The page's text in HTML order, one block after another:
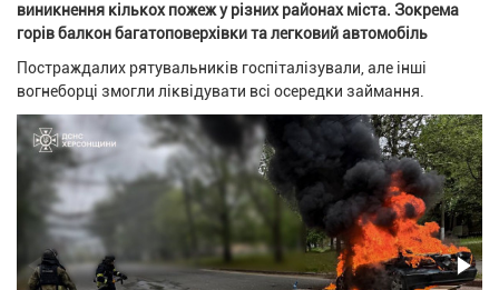
виникнення кількох пожеж у різних районах міста. Зокрема
горів балкон багатоповерхівки та легковий автомобіль
Постраждалих рятувальників госпіталізували, але інші
вогнеборці змогли ліквідувати всі осередки займання.